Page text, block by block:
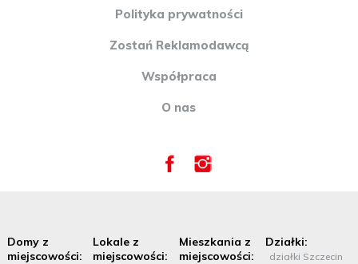
Polityka prywatności
Zostań Reklamodawcą
Współpraca
O nas
Domy z
miejscowości:
Lokale z
miejscowości:
Mieszkania z
miejscowości:
Działki:
działki Szczecin